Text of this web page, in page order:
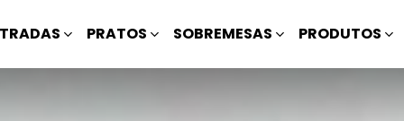
PRATOS SOBREMESAS PRODUTOS